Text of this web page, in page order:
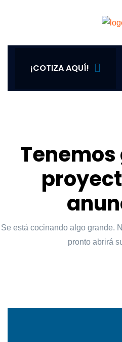
¡COTIZA AQUÍ!
Se está cocinando algo grande.
pronto abrirá